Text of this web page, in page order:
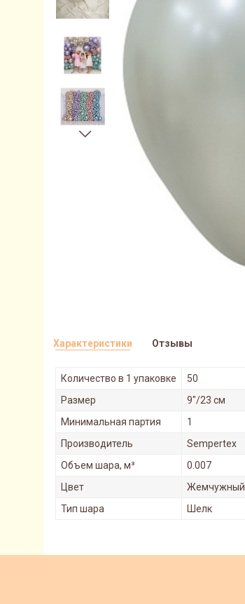
Характеристики
Количество в 1 упаковке
50
Размер
9"/23 см
Минимальная партия
1
Производитель
Sempertex
Объем шара, м³
0.007
Цвет
Жемчужный
Тип шара
Шелк
Отзывы